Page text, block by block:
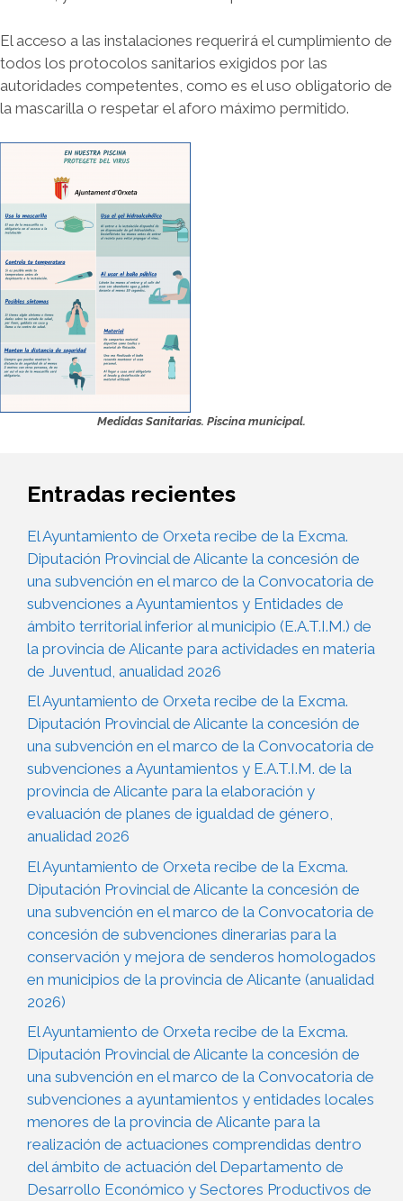
El acceso a las instalaciones requerirá el cumplimiento de
todos los protocolos sanitarios exigidos por las
autoridades competentes, como es el uso obligatorio de
la mascarilla o respetar el aforo máximo permitido.
Medidas Sanitarias. Piscina municipal.
Entradas recientes
El Ayuntamiento de Orxeta recibe de la Excma.
Diputación Provincial de Alicante la concesión de
una subvención en el marco de la Convocatoria de
subvenciones a Ayuntamientos y Entidades de
ámbito territorial inferior al municipio (E.A.T.I.M.) de
la provincia de Alicante para actividades en materia
de Juventud, anualidad 2026
El Ayuntamiento de Orxeta recibe de la Excma.
Diputación Provincial de Alicante la concesión de
una subvención en el marco de la Convocatoria de
subvenciones a Ayuntamientos y E.A.T.I.M. de la
provincia de Alicante para la elaboración y
evaluación de planes de igualdad de género,
anualidad 2026
El Ayuntamiento de Orxeta recibe de la Excma.
Diputación Provincial de Alicante la concesión de
una subvención en el marco de la Convocatoria de
concesión de subvenciones dinerarias para la
conservación y mejora de senderos homologados
en municipios de la provincia de Alicante (anualidad
2026)
El Ayuntamiento de Orxeta recibe de la Excma.
Diputación Provincial de Alicante la concesión de
una subvención en el marco de la Convocatoria de
subvenciones a ayuntamientos y entidades locales
menores de la provincia de Alicante para la
realización de actuaciones comprendidas dentro
del ámbito de actuación del Departamento de
Desarrollo Económico y Sectores Productivos de